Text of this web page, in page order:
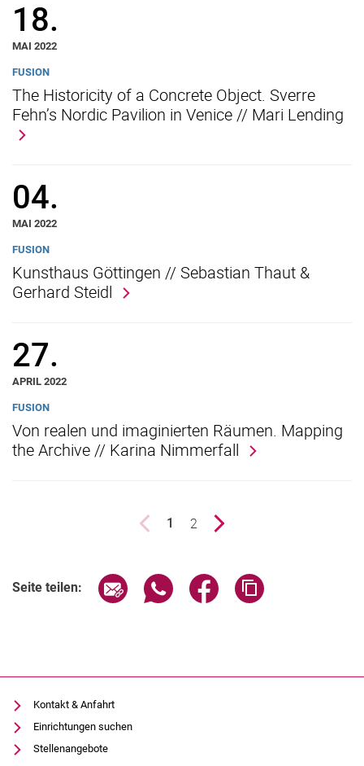
18.
MAI 2022
FUSION
The Historicity of a Concrete Object. Sverre
Fehn’s Nordic Pavilion in Venice // Mari Lending
04.
MAI 2022
FUSION
Kunsthaus Göttingen // Sebastian Thaut &
Gerhard Steidl
27.
APRIL 2022
FUSION
Von realen und imaginierten Räumen. Mapping
the Archive // Karina Nimmerfall
vorherige Seite
1
Seite
2 nächste Seite
Seite teilen: Seite über E-Mail teilen
Seite über WhatsApp teilen
Seite über Facebook
Kontakt & Anfahrt
Einrichtungen suchen
Stellenangebote